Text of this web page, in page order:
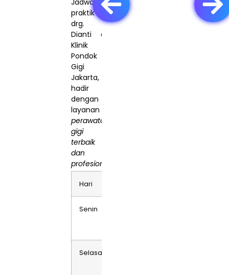
praktik
drg.
Dianti di
Klinik
Pondok
Gigi
Jakarta,
hadir
dengan
layanan
perawatan
gigi
terbaik
dan
profesional
Hari
Senin
Selasa